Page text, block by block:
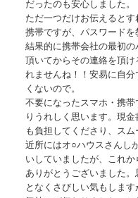
だったのも安心しました。
ただ一つだけお伝えると
携帯ですが、パスワード
結果的に携帯会社の最初
頂いてからその連絡を頂
れませんね！！安易に自
くないので。
不要になったスマホ・携
りうれしく思います。現
も負担してくださり、スム
近所にはオ○ハウスさんし
いしていましたが、これ
ありがとうございました
となくさびしい気もしま